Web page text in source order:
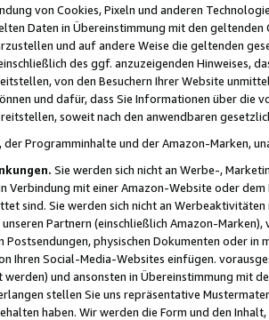
von Cookies, Pixeln und anderen
Daten in Übereinstimmung mit den
und auf andere Weise die geltenden
des ggf. anzuzeigenden Hinweises,
von den Besuchern Ihrer Website
und dafür, dass Sie Informationen über die
soweit nach den anwendbaren
Programminhalte und der Amazon-Marken,
Sie werden sich nicht an Werbe-,
Verbindung mit einer Amazon-Website oder
sind. Sie werden sich nicht an
Partnern (einschließlich Amazon-
Postsendungen, physischen Dokumenten oder in
Ihren Social-Media-Websites einfügen.
werden) und ansonsten in Übereinstimmung mit
stellen Sie uns repräsentative
haben. Wir werden die Form und den